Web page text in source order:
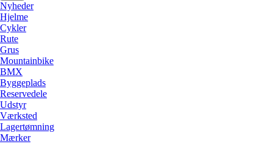
Nyheder
Hjelme
Cykler
Rute
Grus
Mountainbike
BMX
Byggeplads
Reservedele
Udstyr
Værksted
Lagertømning
Mærker